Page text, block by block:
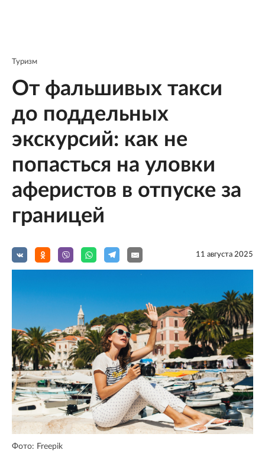
Туризм
От фальшивых такси
до поддельных
экскурсий: как не
попасться на уловки
аферистов в отпуске за
границей
11 августа 2025
Фото: Freepik